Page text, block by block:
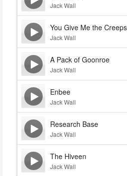
Jack Wall
You Give Me the Creeps
Jack Wall
A Pack of Goonroe
Jack Wall
Enbee
Jack Wall
Research Base
Jack Wall
The Hiveen
Jack Wall